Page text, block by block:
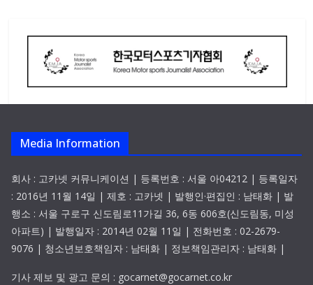
Media Information
회사 : 고카넷 커뮤니케이션 | 등록번호 : 서울 아04212 | 등록일자
: 2016년 11월 14일 | 제호 : 고카넷 | 발행인·편집인 : 남태화 | 발
행소 : 서울 구로구 신도림로11가길 36, 6동 606호(신도림동, 미성
아파트) | 발행일자 : 2014년 02월 11일 | 전화번호 : 02-2679-
9076 | 청소년보호책임자 : 남태화 | 정보책임관리자 : 남태화 |
기사 제보 및 광고 문의 : gocarnet@gocarnet.co.kr